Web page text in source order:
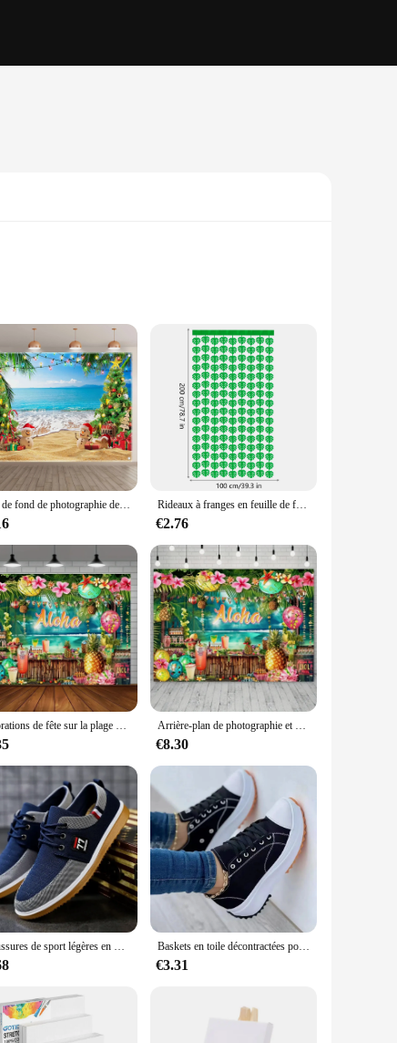
touch to their inventory, these decorations are
patterns of our toile de fond Hawai sets will captivate
use. The wrinkle-resistant fabric ensures that
of cleaning makes these decorations a practical
setting. The festive design and style of our toile de
a must-have for any wholesale vendor or supplier.
Toile de fond de photographie de plage hawaïenne, toile de fond de photo de Noël tropical en polyester, arbre de Noël, Mele Kalikimaka Rideaux à franges en feuille de feuilles de palmier tropicales vertes, toile de fond photo de fête hawaïenne, décorations de fête dans la jungle tropicale, 1 m x 2m
€2.76
Décorations de fête sur la plage hawaïenne, fournitures de fête à la piscine d'été tropical, accessoires décoratifs inclus, décors de photo de fête Arrière-plan de photographie et décorations de pieds, fournitures de fête, piscine de plage d'été, avec profitabilité ha
€8.30
Chaussures de sport légères en maille pour hommes, mocassins de travail canisés, chaussures décontractées, chaussures en toile pour hommes, 138 hombres, 2024 Baskets en toile décontractées pour femmes, chaussures de sport à plateforme, chaussures de tennis à lacets, été, nouvelle mode, 2024
€3.31